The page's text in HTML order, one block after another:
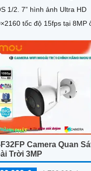
1/2. 7” hình ảnh Ultra HD
tốc độ 15fps tại 8MP
F32FP Camera Quan
Trời 3MP